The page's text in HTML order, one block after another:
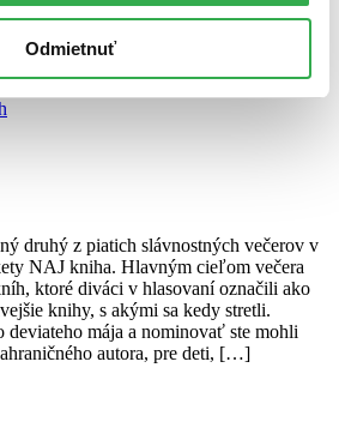
Odmietnuť
druhý z piatich slávnostných večerov v
NAJ kniha. Hlavným cieľom večera
ktoré diváci v hlasovaní označili ako
knihy, s akými sa kedy stretli.
deviateho mája a nominovať ste mohli
autora, pre deti, […]